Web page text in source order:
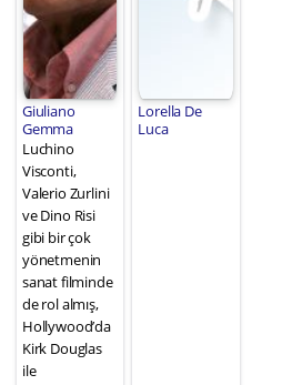
Giuliano
Gemma
Luchino
Visconti,
Valerio Zurlini
ve Dino Risi
gibi bir çok
yönetmenin
sanat filminde
de rol almış,
Hollywood’da
Kirk Douglas
ile
Lorella De
Luca